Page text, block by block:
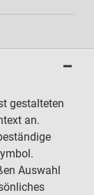
gestalteten
an.
Auswahl